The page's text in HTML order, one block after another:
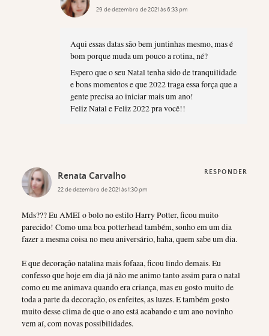
29 de dezembro de 2021 às 6:33 pm
Aqui essas datas são bem juntinhas mesmo, mas é
bom porque muda um pouco a rotina, né?
Espero que o seu Natal tenha sido de tranquilidade
e bons momentos e que 2022 traga essa força que a
gente precisa ao iniciar mais um ano!
Feliz Natal e Feliz 2022 pra você!!
Renata Carvalho
22 de dezembro de 2021 às 1:30 pm
Mds??? Eu AMEI o bolo no estilo Harry Potter, ficou muito
parecido! Como uma boa potterhead também, sonho em um dia
fazer a mesma coisa no meu aniversário, haha, quem sabe um dia.
E que decoração natalina mais fofaaa, ficou lindo demais. Eu
confesso que hoje em dia já não me animo tanto assim para o natal
como eu me animava quando era criança, mas eu gosto muito de
toda a parte da decoração, os enfeites, as luzes. E também gosto
muito desse clima de que o ano está acabando e um ano novinho
vem aí, com novas possibilidades.
RESPONDER